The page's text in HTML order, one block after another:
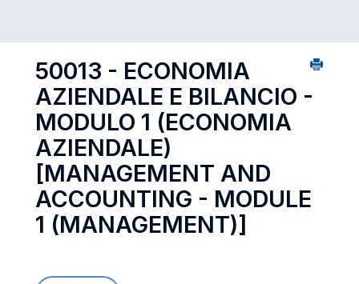
50013 - ECONOMIA
AZIENDALE E BILANCIO -
MODULO 1 (ECONOMIA
AZIENDALE)
[MANAGEMENT AND
ACCOUNTING - MODULE
1 (MANAGEMENT)]